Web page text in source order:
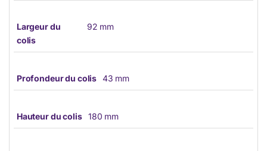
Largeur du
colis
92 mm
Profondeur du colis 43 mm
Hauteur du colis 180 mm